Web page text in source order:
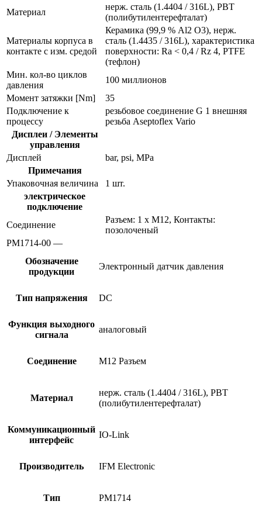
Материал
нерж. сталь (1.4404 / 316L), PBT
(полибутилентерефталат)
Материалы корпуса в
контакте с изм. средой
Керамика (99,9 % Al2 O3), нерж.
сталь (1.4435 / 316L), характеристика
поверхности: Ra < 0,4 / Rz 4, PTFE
(тефлон)
Мин. кол-во циклов
давления
100 миллионов
Момент затяжки [Nm]
35
Подключение к
процессу
резьбовое соединение G 1 внешняя
резьба Aseptoflex Vario
Дисплеи / Элементы
управления
Дисплей
bar, psi, MPa
Примечания
Упаковочная величина
1 шт.
электрическое
подключение
Соединение
Разъем: 1 x M12, Контакты:
позолоченый
PM1714-00 —
Обозначение
продукции
Электронный датчик давления
Тип напряжения DC
Функция выходного
сигнала
аналоговый
Соединение M12 Разъем
Материал
нерж. сталь (1.4404 / 316L), PBT
(полибутилентерефталат)
Коммуникационный
интерфейс
IO-Link
Производитель IFM Electronic
Тип PM1714